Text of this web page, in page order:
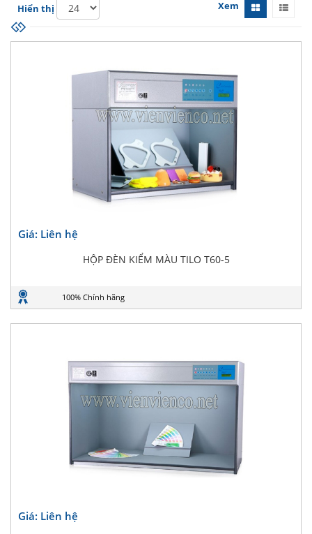
Hiển thị
Xem
Giá: Liên hệ
HỘP ĐÈN KIỂM MÀU TILO T60-5
100% Chính hãng
Giá: Liên hệ